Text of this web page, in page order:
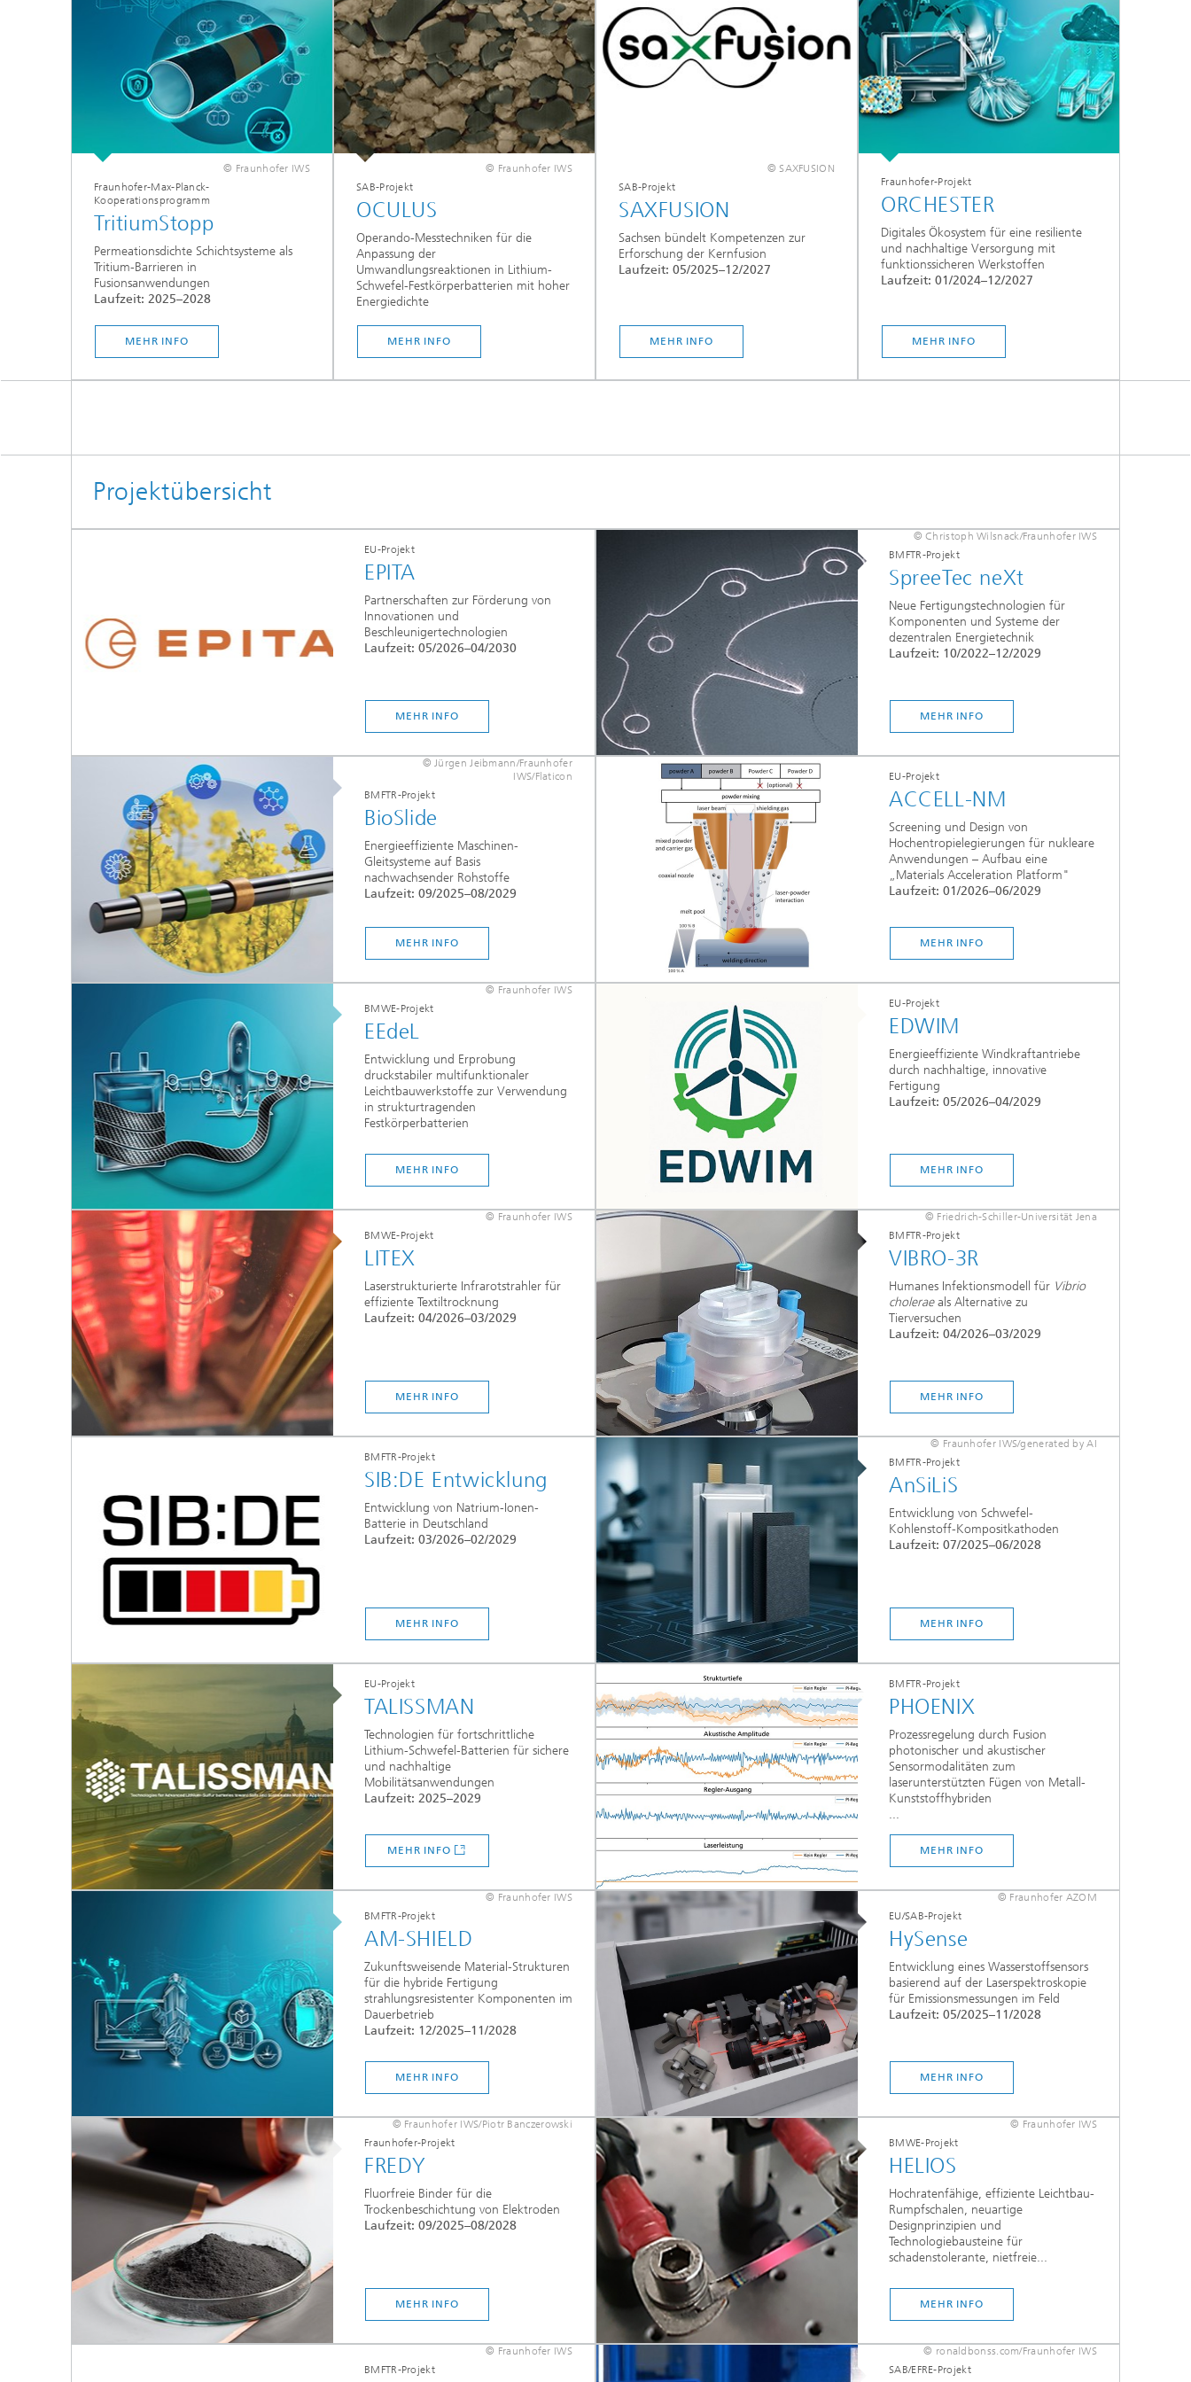
© Fraunhofer IWS
Fraunhofer-Max-Planck-
Kooperationsprogramm
TritiumStopp
Permeationsdichte Schichtsysteme als
Tritium-Barrieren in
Fusionsanwendungen
Laufzeit: 2025–2028
MEHR INFO
© Fraunhofer IWS
SAB-Projekt
OCULUS
Operando-Messtechniken für die
Anpassung der
Umwandlungsreaktionen in Lithium-
Schwefel-Festkörperbatterien mit hoher
Energiedichte
MEHR INFO
© SAXFUSION
SAB-Projekt
SAXFUSION
Sachsen bündelt Kompetenzen zur
Erforschung der Kernfusion
Laufzeit: 05/2025–12/2027
MEHR INFO
Fraunhofer-Projekt
ORCHESTER
Digitales Ökosystem für eine resiliente
und nachhaltige Versorgung mit
funktionssicheren Werkstoffen
Laufzeit: 01/2024–12/2027
MEHR INFO
Projektübersicht
EU-Projekt
EPITA
Partnerschaften zur Förderung von
Innovationen und
Beschleunigertechnologien
Laufzeit: 05/2026–04/2030
MEHR INFO
© Christoph Wilsnack/Fraunhofer IWS
BMFTR-Projekt
SpreeTec neXt
Neue Fertigungstechnologien für
Komponenten und Systeme der
dezentralen Energietechnik
Laufzeit: 10/2022–12/2029
MEHR INFO
© Jürgen Jeibmann/Fraunhofer
IWS/Flaticon
BMFTR-Projekt
BioSlide
Energieeffiziente Maschinen-
Gleitsysteme auf Basis
nachwachsender Rohstoffe
Laufzeit: 09/2025–08/2029
MEHR INFO
EU-Projekt
ACCELL-NM
Screening und Design von
Hochentropielegierungen für nukleare
Anwendungen – Aufbau eine
„Materials Acceleration Platform"
Laufzeit: 01/2026–06/2029
MEHR INFO
© Fraunhofer IWS
BMWE-Projekt
EEdeL
Entwicklung und Erprobung
druckstabiler multifunktionaler
Leichtbauwerkstoffe zur Verwendung
in strukturtragenden
Festkörperbatterien
MEHR INFO
EU-Projekt
EDWIM
Energieeffiziente Windkraftantriebe
durch nachhaltige, innovative
Fertigung
Laufzeit: 05/2026–04/2029
MEHR INFO
© Fraunhofer IWS
BMWE-Projekt
LITEX
Laserstrukturierte Infrarotstrahler für
effiziente Textiltrocknung
Laufzeit: 04/2026–03/2029
MEHR INFO
© Friedrich-Schiller-Universität Jena
BMFTR-Projekt
VIBRO-3R
Humanes Infektionsmodell für Vibrio
choleraeals Alternative zu
Tierversuchen
Laufzeit: 04/2026–03/2029
MEHR INFO
BMFTR-Projekt
SIB:DE Entwicklung
Entwicklung von Natrium-Ionen-
Batterie in Deutschland
Laufzeit: 03/2026–02/2029
MEHR INFO
© Fraunhofer IWS/generated by AI
BMFTR-Projekt
AnSiLiS
Entwicklung von Schwefel-
Kohlenstoff-Kompositkathoden
Laufzeit: 07/2025–06/2028
MEHR INFO
EU-Projekt
TALISSMAN
Technologien für fortschrittliche
Lithium-Schwefel-Batterien für sichere
und nachhaltige
Mobilitätsanwendungen
Laufzeit: 2025–2029
MEHR INFO
BMFTR-Projekt
PHOENIX
Prozessregelung durch Fusion
photonischer und akustischer
Sensormodalitäten zum
laserunterstützten Fügen von Metall-
Kunststoffhybriden
...
MEHR INFO
© Fraunhofer IWS
BMFTR-Projekt
AM-SHIELD
Zukunftsweisende Material-Strukturen
für die hybride Fertigung
strahlungsresistenter Komponenten im
Dauerbetrieb
Laufzeit: 12/2025–11/2028
MEHR INFO
© Fraunhofer AZOM
EU/SAB-Projekt
HySense
Entwicklung eines Wasserstoffsensors
basierend auf der Laserspektroskopie
für Emissionsmessungen im Feld
Laufzeit: 05/2025–11/2028
MEHR INFO
© Fraunhofer IWS/Piotr Banczerowski
Fraunhofer-Projekt
FREDY
Fluorfreie Binder für die
Trockenbeschichtung von Elektroden
Laufzeit: 09/2025–08/2028
MEHR INFO
© Fraunhofer IWS
BMWE-Projekt
HELIOS
Hochratenfähige, effiziente Leichtbau-
Rumpfschalen, neuartige
Designprinzipien und
Technologiebausteine für
schadenstolerante, nietfreie...
MEHR INFO
© Fraunhofer IWS
BMFTR-Projekt
© ronaldbonss.com/Fraunhofer IWS
SAB/EFRE-Projekt